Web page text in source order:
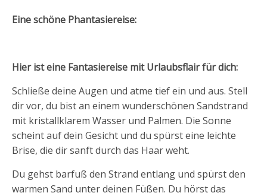
Eine schöne Phantasiereise:
Hier ist eine Fantasiereise mit Urlaubsflair für dich:
Schließe deine Augen und atme tief ein und aus. Stell
dir vor, du bist an einem wunderschönen Sandstrand
mit kristallklarem Wasser und Palmen. Die Sonne
scheint auf dein Gesicht und du spürst eine leichte
Brise, die dir sanft durch das Haar weht.
Du gehst barfuß den Strand entlang und spürst den
warmen Sand unter deinen Füßen. Du hörst das